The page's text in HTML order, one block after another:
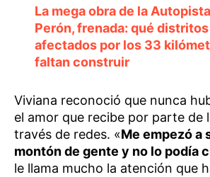
La mega obra de la
Perón, frenada: qué
afectados por los 33
faltan construir
Viviana reconoció que nunca
el amor que recibe por parte de
través de redes. «Me empezó a
montón de gente y no lo podía
le llama mucho la atención que